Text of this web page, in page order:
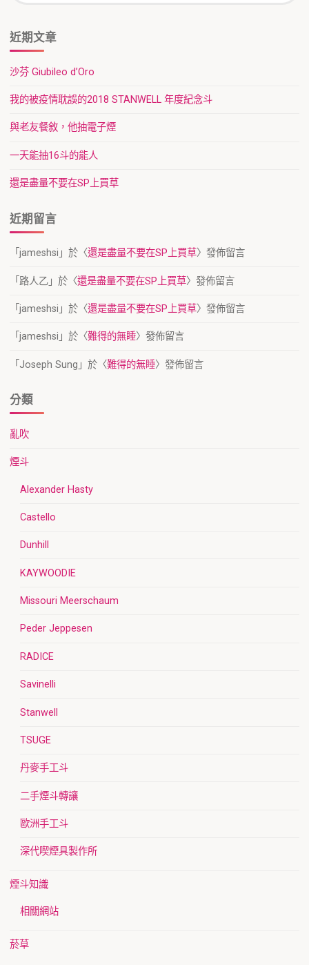
近期文章
沙芬 Giubileo d’Oro
我的被疫情耽誤的2018 STANWELL 年度紀念斗
與老友餐敘，他抽電子煙
一天能抽16斗的能人
還是盡量不要在SP上買草
近期留言
「jameshsi 」於〈還是盡量不要在SP上買草〉發佈留言
「 路人乙 」於〈還是盡量不要在SP上買草〉發佈留言
「jameshsi 」於〈還是盡量不要在SP上買草〉發佈留言
「jameshsi 」於〈難得的無睡〉發佈留言
「 Joseph Sung 」於〈難得的無睡〉發佈留言
分類
亂吹
煙斗
Alexander Hasty
Castello
Dunhill
KAYWOODIE
Missouri Meerschaum
Peder Jeppesen
RADICE
Savinelli
Stanwell
TSUGE
丹麥手工斗
二手煙斗轉讓
歐洲手工斗
深代喫煙具製作所
煙斗知識
相關網站
菸草